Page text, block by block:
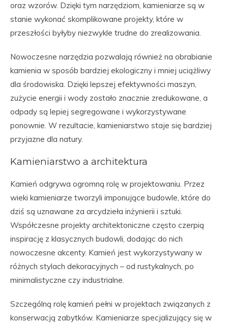
oraz wzorów. Dzięki tym narzędziom, kamieniarze są w
stanie wykonać skomplikowane projekty, które w
przeszłości byłyby niezwykle trudne do zrealizowania.
Nowoczesne narzędzia pozwalają również na obrabianie
kamienia w sposób bardziej ekologiczny i mniej uciążliwy
dla środowiska. Dzięki lepszej efektywności maszyn,
zużycie energii i wody zostało znacznie zredukowane, a
odpady są lepiej segregowane i wykorzystywane
ponownie. W rezultacie, kamieniarstwo staje się bardziej
przyjazne dla natury.
Kamieniarstwo a architektura
Kamień odgrywa ogromną rolę w projektowaniu. Przez
wieki kamieniarze tworzyli imponujące budowle, które do
dziś są uznawane za arcydzieła inżynierii i sztuki.
Współczesne projekty architektoniczne często czerpią
inspirację z klasycznych budowli, dodając do nich
nowoczesne akcenty. Kamień jest wykorzystywany w
różnych stylach dekoracyjnych – od rustykalnych, po
minimalistyczne czy industrialne.
Szczególną rolę kamień pełni w projektach związanych z
konserwacją zabytków. Kamieniarze specjalizujący się w